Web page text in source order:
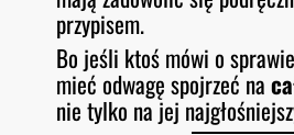
przypisem.
Bo jeśli ktoś mówi o
mieć odwagę spojrzeć na
nie tylko na jej